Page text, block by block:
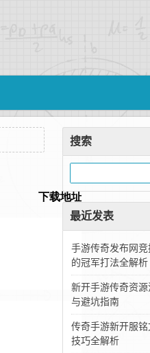
搜索
最近发表
手游传奇发布网
的冠军打法全解析
新开手游传奇资
与避坑指南
传奇手游新开服
技巧全解析